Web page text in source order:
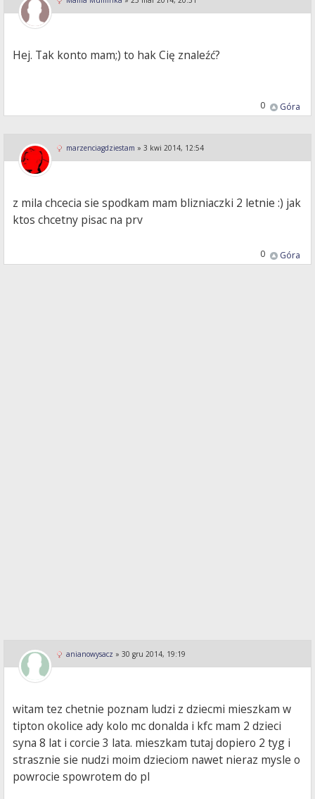
Hej. Tak konto mam;) to hak Cię znaleźć?
Góra
0
marzenciagdziestam » 3 kwi 2014, 12:54
z mila chcecia sie spodkam mam blizniaczki 2 letnie :) jak
ktos chcetny pisac na prv
Góra
0
anianowysacz » 30 gru 2014, 19:19
witam tez chetnie poznam ludzi z dziecmi mieszkam w
tipton okolice ady kolo mc donalda i kfc mam 2 dzieci
syna 8 lat i corcie 3 lata. mieszkam tutaj dopiero 2 tyg i
strasznie sie nudzi moim dzieciom nawet nieraz mysle o
powrocie spowrotem do pl